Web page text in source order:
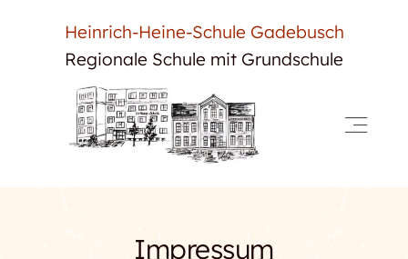
Heinrich-Heine-Schule Gadebusch
Regionale Schule mit Grundschule
Toggle
Impressum